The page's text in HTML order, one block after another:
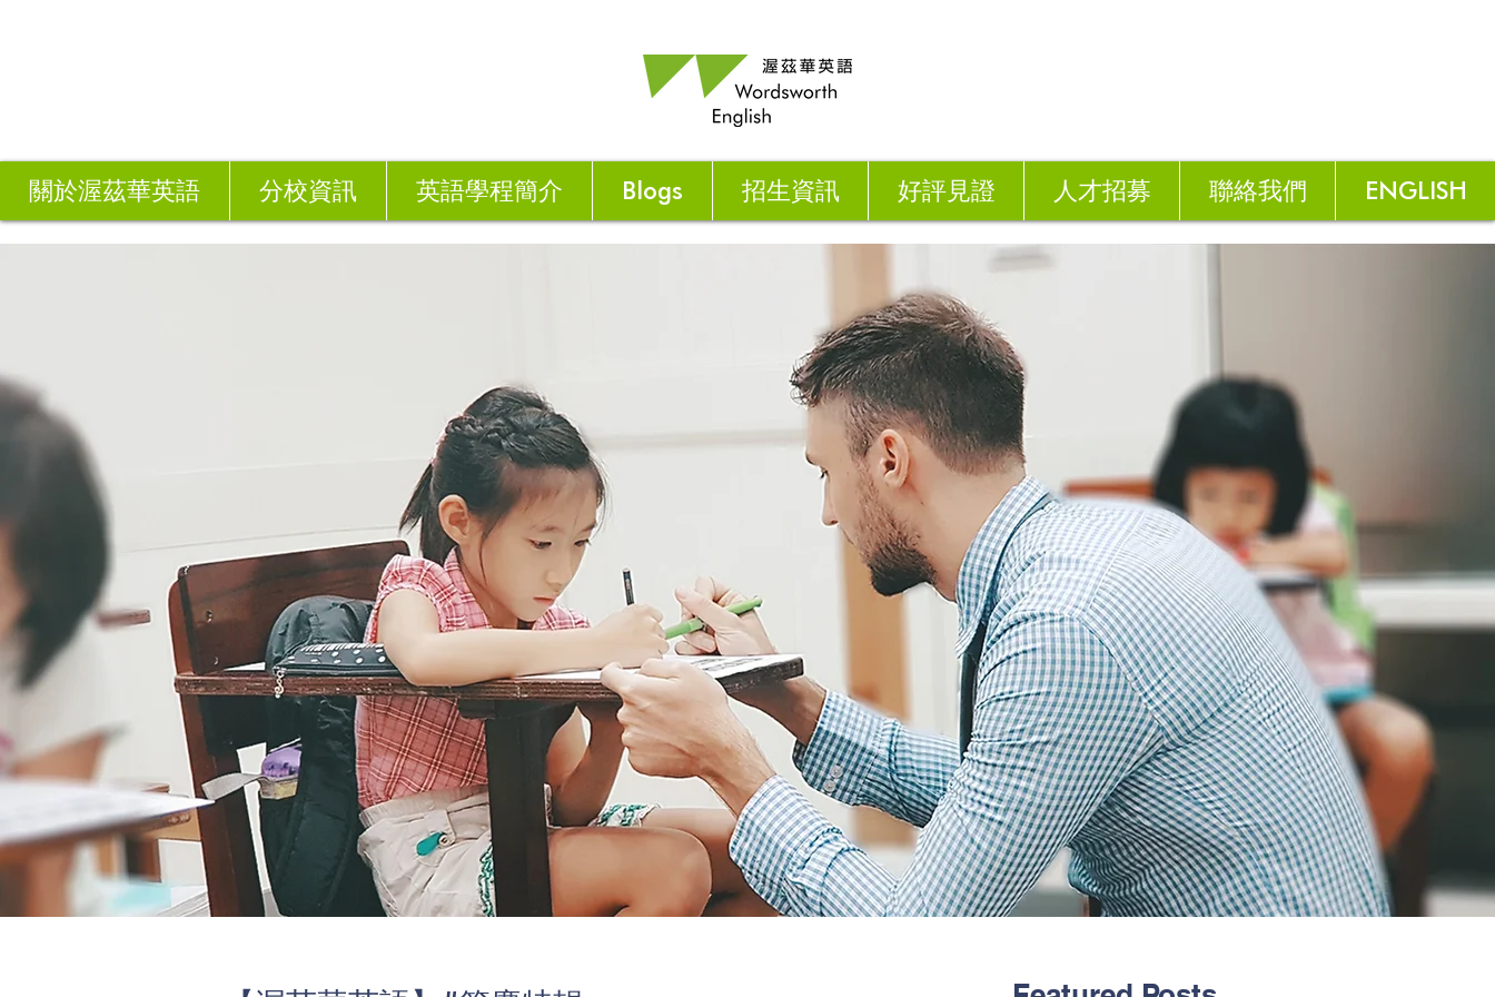
關於渥茲華英語 分校資訊 英語學程簡介 Blogs 招生資訊 好評見證 人才招募 聯絡我們 ENGLISH